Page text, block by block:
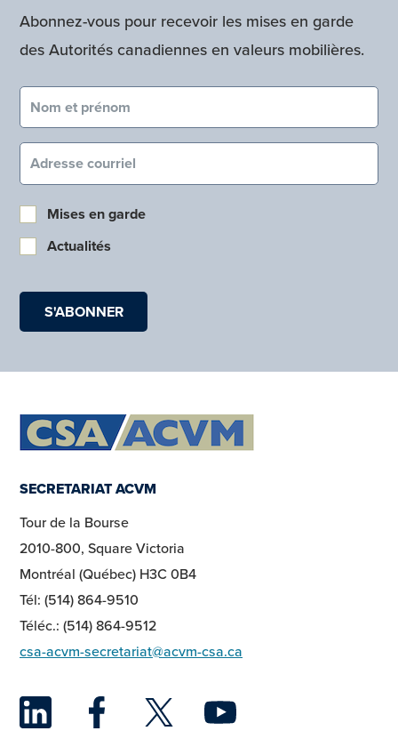
Abonnez-vous pour recevoir les mises en garde
des Autorités canadiennes en valeurs mobilières.
Nom et prénom (obligatoire)
Courriel (obligatoire)
Mises en garde
Actualités
SECRETARIAT ACVM
Tour de la Bourse
2010-800, Square Victoria
Montréal (Québec) H3C 0B4
Tél: (514) 864-9510
Téléc.: (514) 864-9512
csa-acvm-secretariat@acvm-csa.ca
LinkedIn
Facebook
Twitter